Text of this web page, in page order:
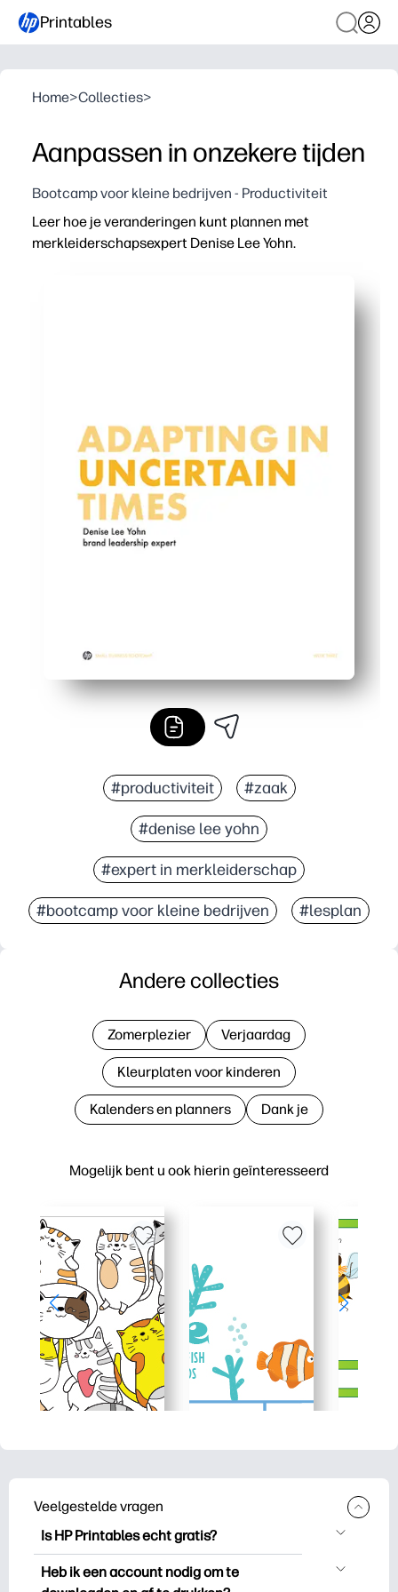
Printables
Home>Collecties>
Aanpassen in onzekere tijden
Bootcamp voor kleine bedrijven - Productiviteit
Leer hoe je veranderingen kunt plannen met
merkleiderschapsexpert Denise Lee Yohn.
#productiviteit #zaak
#denise lee yohn
#expert in merkleiderschap
#bootcamp voor kleine bedrijven #lesplan
Mogelijk bent u ook hierin geïnteresseerd
Andere collecties
Zomerplezier Verjaardag
Kleurplaten voor kinderen
Kalenders en planners Dank je
Veelgestelde vragen
Is HP Printables echt gratis?
HP Printables biedt meer dan 2.500
gratis printables om te downloaden en
Heb ik een account nodig om te